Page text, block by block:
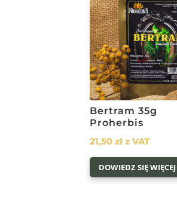
Bertram 35g
Proherbis
21,50zł z VAT
DOWIEDZ SIĘ WIĘCEJ